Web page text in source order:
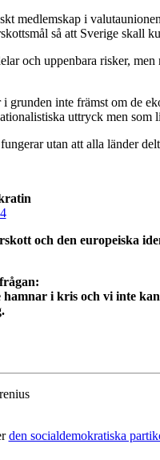
medlemskap i
så att Sverige skall
och uppenbara risker,
grunden inte främst om de
uttryck men
utan att alla länder
och den europeiska
i kris och vi inte
den socialdemokratiska